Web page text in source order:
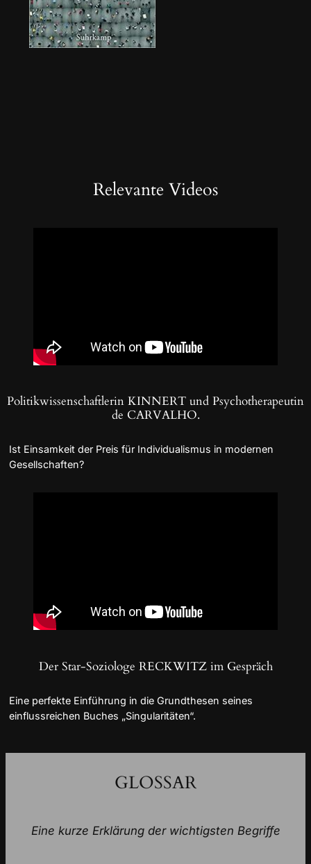
Relevante Videos
Politikwissenschaftlerin KINNERT und Psychotherapeutin
de CARVALHO.
Ist Einsamkeit der Preis für Individualismus in modernen
Gesellschaften?
Der Star-Soziologe RECKWITZ im Gespräch
Eine perfekte Einführung in die Grundthesen seines
einflussreichen Buches „Singularitäten“.
GLOSSAR
Eine kurze Erklärung der wichtigsten Begriffe